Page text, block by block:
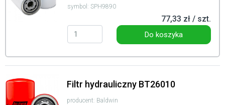
symbol: SPH9890
77,33 zł / szt.
Do koszyka
Filtr hydrauliczny BT26010
producent: Baldwin